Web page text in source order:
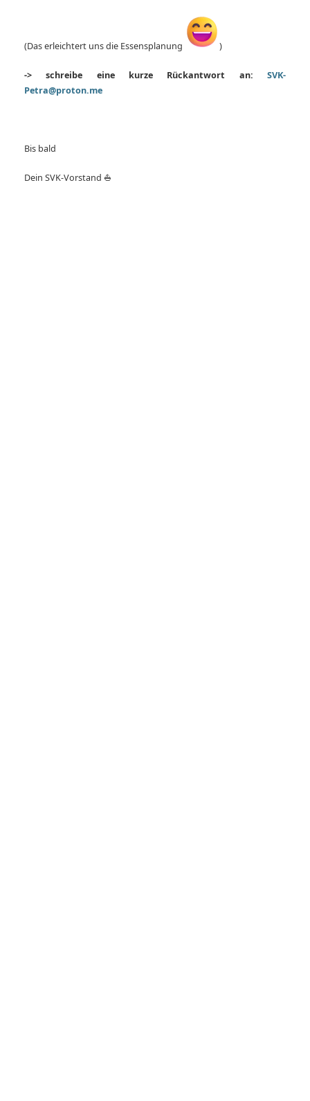
(Das erleichtert uns die Essensplanung )
-> schreibe eine kurze Rückantwort an: SVK-
Petra@proton.me
Bis bald
Dein SVK-Vorstand ⛵